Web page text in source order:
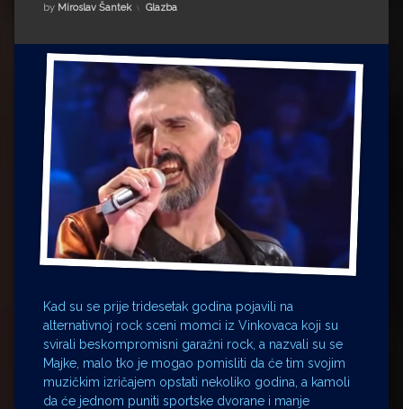
Impressum
Milenko Strižak
Drugi autori
Drugi autori
Matea Andrić
Ljiljana Lekanić-Kljaić
Željko Krznarić
Mario Lovreković
Miroslav Šantek
by Miroslav Šantek Kategorije:
Glazba
Kad su se prije tridesetak godina pojavili na
alternativnoj rock sceni momci iz Vinkovaca koji su
svirali beskompromisni garažni rock, a nazvali su se
Majke, malo tko je mogao pomisliti da će tim svojim
muzičkim izričajem opstati nekoliko godina, a kamoli
da će jednom puniti sportske dvorane i manje